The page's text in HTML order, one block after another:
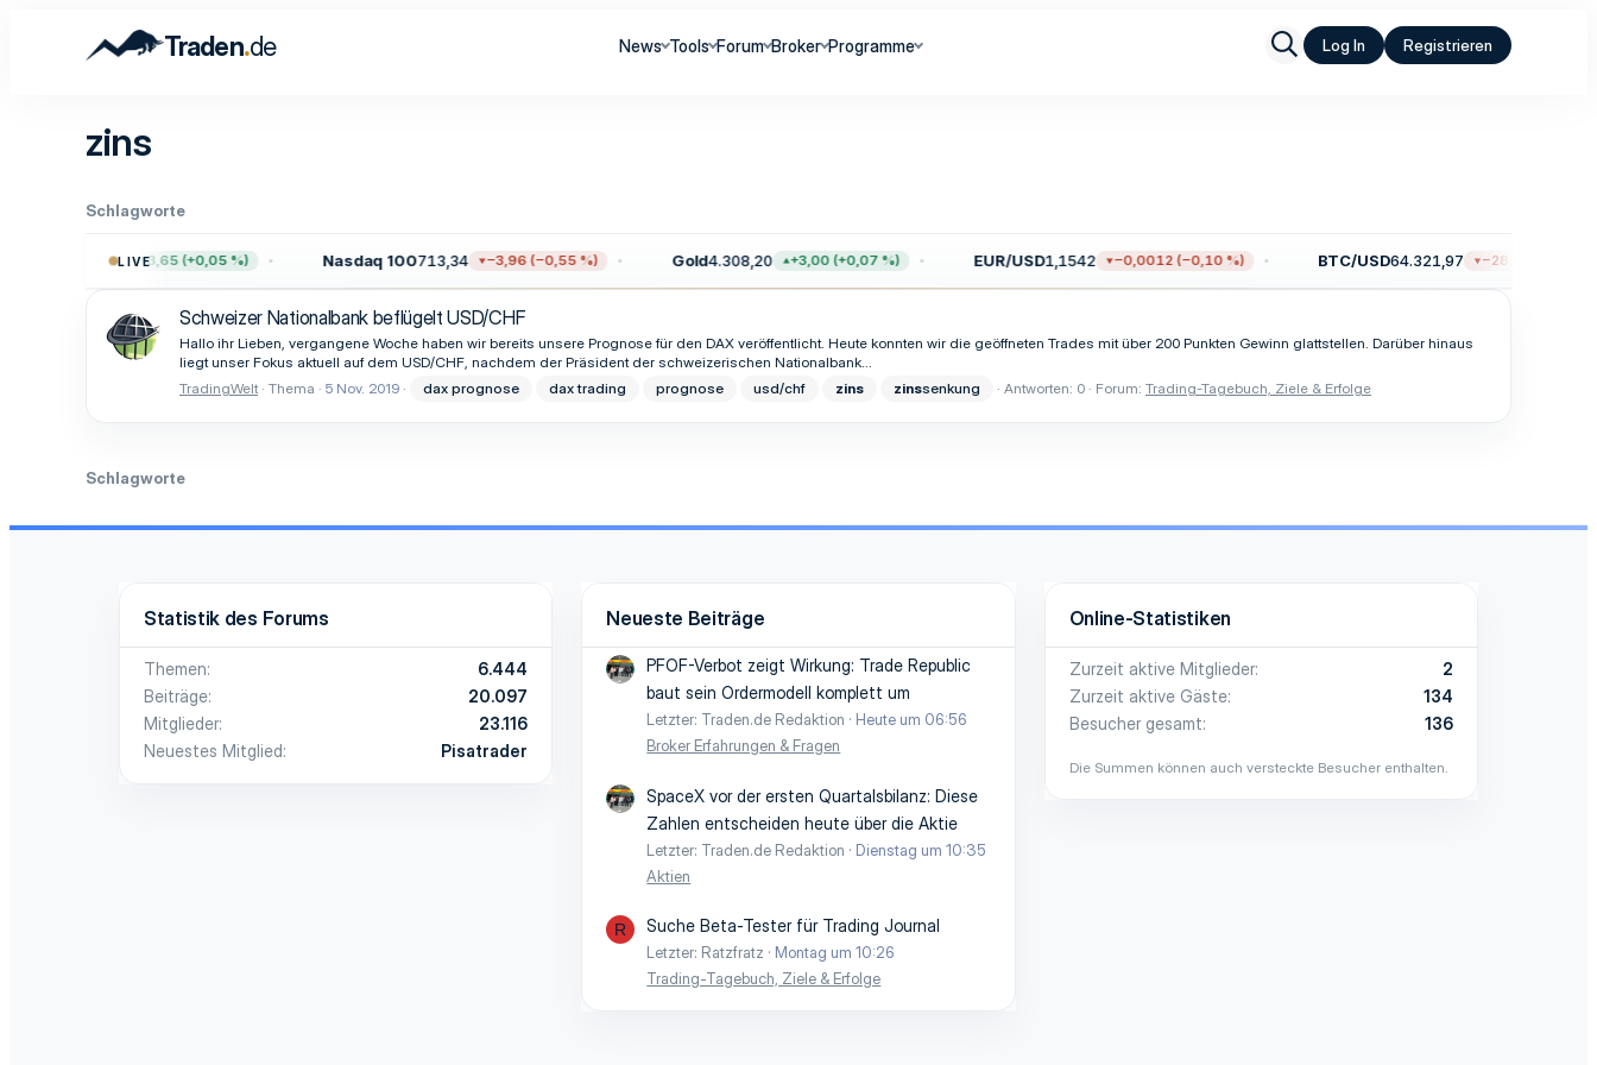
Traden.de News Tools Forum Broker Programme Log In Registrieren
zins
Schlagworte
LIVE
7.727,20 +3,65 (+0,05 %) Nasdaq 100713,34 −3,96 (−0,55 %) Gold4.308,20 +3,00 (+0,07 %) EUR/USD1,1542 −0,0012 (−0,10 %) BTC/USD64.321,97 −280,35 (−0,43
Schweizer Nationalbank beflügelt USD/CHF
Hallo ihr Lieben, vergangene Woche haben wir bereits unsere Prognose für den DAX veröffentlicht. Heute konnten wir die geöffneten Trades mit über 200 Punkten Gewinn glattstellen. Darüber hinaus
liegt unser Fokus aktuell auf dem USD/CHF, nachdem der Präsident der schweizerischen Nationalbank...
TradingWelt Thema 5 Nov. 2019 dax prognose dax trading prognose usd/chf zins zinssenkung Antworten: 0 Forum: Trading-Tagebuch, Ziele & Erfolge
Schlagworte
Statistik des Forums
Themen
6.444
Beiträge
20.097
Mitglieder
23.116
Neuestes Mitglied
Pisatrader
Neueste Beiträge
PFOF-Verbot zeigt Wirkung: Trade Republic
baut sein Ordermodell komplett um
Letzter: Traden.de Redaktion
Heute um 06:56
Broker Erfahrungen & Fragen
SpaceX vor der ersten Quartalsbilanz: Diese
Zahlen entscheiden heute über die Aktie
Letzter: Traden.de Redaktion
Dienstag um 10:35
Aktien
R Suche Beta-Tester für Trading Journal
Letzter: Ratzfratz
Montag um 10:26
Trading-Tagebuch, Ziele & Erfolge
Online-Statistiken
Zurzeit aktive Mitglieder
2
Zurzeit aktive Gäste
134
Besucher gesamt
136
Die Summen können auch versteckte Besucher enthalten.